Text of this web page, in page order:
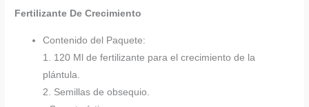
Fertilizante De Crecimiento
Contenido del Paquete:
1. 120 Ml de fertilizante para el crecimiento de la
plántula.
2. Semillas de obsequio.